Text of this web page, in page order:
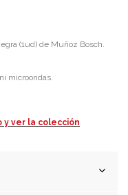
(1ud) de Muñoz Bosch.
microondas.
y ver la colección